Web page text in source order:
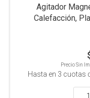
Agitador
Calefacción,
Precio Sin
Hasta en 3 cuotas